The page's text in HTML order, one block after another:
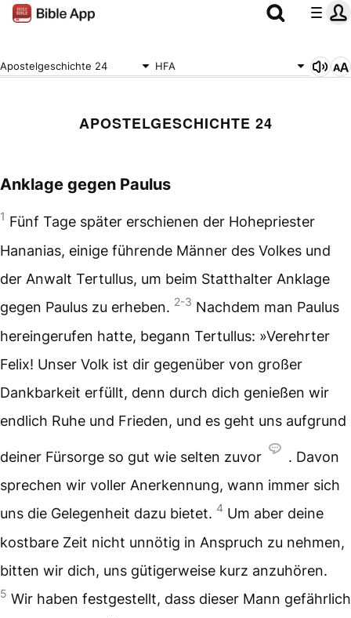
Apostelgeschichte 24 HFA
APOSTELGESCHICHTE 24
Anklage gegen Paulus
1 Fünf Tage später erschienen der Hohepriester
Hananias, einige führende Männer des Volkes und
der Anwalt Tertullus, um beim Statthalter Anklage
gegen Paulus zu erheben. 2-3 Nachdem man Paulus
hereingerufen hatte, begann Tertullus: »Verehrter
Felix! Unser Volk ist dir gegenüber von großer
Dankbarkeit erfüllt, denn durch dich genießen wir
endlich Ruhe und Frieden, und es geht uns aufgrund
deiner Fürsorge so gut wie selten zuvor
. Davon
sprechen wir voller Anerkennung, wann immer sich
uns die Gelegenheit dazu bietet. 4 Um aber deine
kostbare Zeit nicht unnötig in Anspruch zu nehmen,
bitten wir dich, uns gütigerweise kurz anzuhören.
5 Wir haben festgestellt, dass dieser Mann gefährlich